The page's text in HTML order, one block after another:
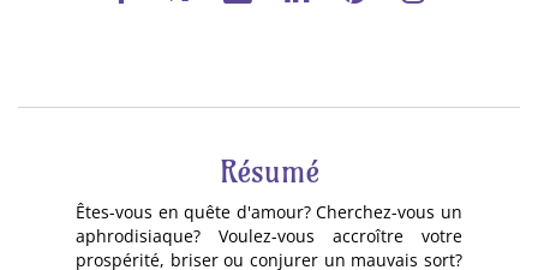
Résumé
Êtes-vous en quête d'amour? Cherchez-vous un
aphrodisiaque? Voulez-vous accroître votre
prospérité, briser ou conjurer un mauvais sort?